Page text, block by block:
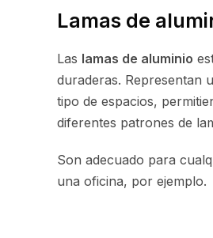
Lamas de
Las lamas de aluminio
duraderas. Representan
tipo de espacios,
diferentes patrones de
Son adecuado para
una oficina, por ejemplo.